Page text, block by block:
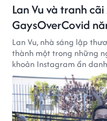
Lan Vu và tranh
GaysOverCovid
Lan Vu, nhà sáng lập
thành một trong những
khoản Instagram ẩn
năm 2021, trong bối
biến nghiêm trọng.